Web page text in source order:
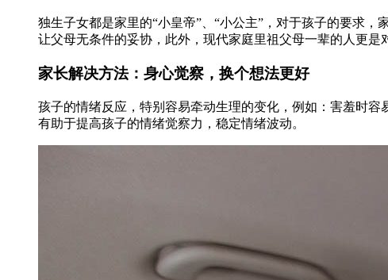
独生子女都是家里的“小皇帝”、“小公主”，对于孩子的要求
让父母无条件的妥协，此外，现代家庭里祖父母一辈的人更是
家长解决方法：身心觉察，换个想法更好
孩子的情绪反应，特别容易牵动生理的变化，例如：害羞时
有助于提高孩子的情绪觉察力，稳定情绪波动。